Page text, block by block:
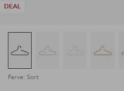
DEAL
Farve: Sort